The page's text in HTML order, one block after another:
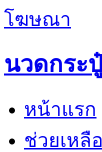
นวดกระปู๋
หน้าแรก
ช่วยเหลือ